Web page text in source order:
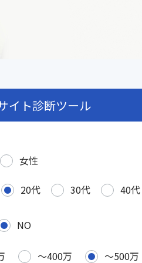
イト診断ツール
女性
20代 30代 40代
NO
〜400万 〜500万